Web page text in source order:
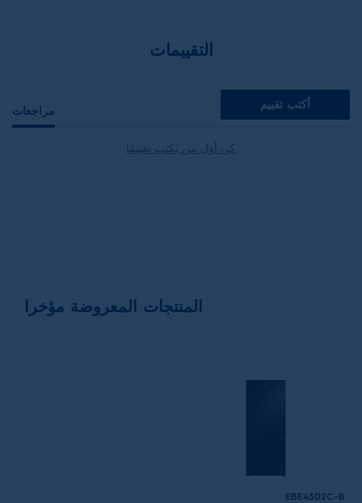
التقييمات
مراجعات أكتب تقييم
كن أول من يكتب تقييمًا
المنتجات المعروضة مؤخرا
EBE4302C-B